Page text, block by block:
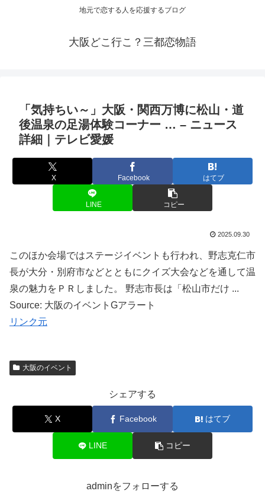
地元で恋する人を応援するブログ
大阪どこ行こ？三都恋物語
「気持ちい～」 大阪 ・関西万博に松山・道
後温泉の足湯体験コーナー … – ニュース
詳細｜テレビ愛媛
X Facebook はてブ
LINE コピー
2025.09.30
このほか会場ではステージイベントも行われ、野志克仁市
長が大分・別府市などとともにクイズ大会などを通して温
泉の魅力をＰＲしました。 野志市長は「松山市だけ ...
Source: 大阪のイベントGアラート
リンク元
大阪のイベント
シェアする
X Facebook はてブ
LINE コピー
adminをフォローする